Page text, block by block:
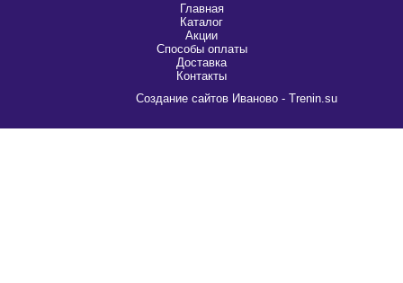
Главная
Каталог
Акции
Способы оплаты
Доставка
Контакты
Cоздание сайтов Иваново - Trenin.su